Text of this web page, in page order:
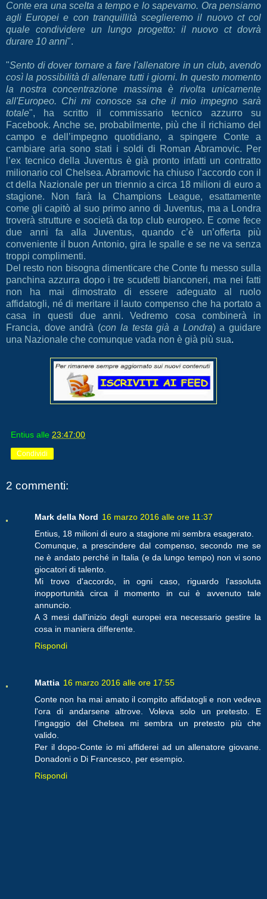
Conte era una scelta a tempo e lo sapevamo. Ora pensiamo
agli Europei e con tranquillità sceglieremo il nuovo ct col
quale condividere un lungo progetto: il nuovo ct dovrà
durare 10 anni".
"Sento di dover tornare a fare l'allenatore in un club, avendo
così la possibilità di allenare tutti i giorni. In questo momento
la nostra concentrazione massima è rivolta unicamente
all'Europeo. Chi mi conosce sa che il mio impegno sarà
totale", ha scritto il commissario tecnico azzurro su
Facebook. Anche se, probabilmente, più che il richiamo del
campo e dell’impegno quotidiano, a spingere Conte a
cambiare aria sono stati i soldi di Roman Abramovic. Per
l’ex tecnico della Juventus è già pronto infatti un contratto
milionario col Chelsea. Abramovic ha chiuso l’accordo con il
ct della Nazionale per un triennio a circa 18 milioni di euro a
stagione. Non farà la Champions League, esattamente
come gli capitò al suo primo anno di Juventus, ma a Londra
troverà strutture e società da top club europeo. E come fece
due anni fa alla Juventus, quando c’è un’offerta più
conveniente il buon Antonio, gira le spalle e se ne va senza
troppi complimenti.
Del resto non bisogna dimenticare che Conte fu messo sulla
panchina azzurra dopo i tre scudetti bianconeri, ma nei fatti
non ha mai dimostrato di essere adeguato al ruolo
affidatogli, né di meritare il lauto compenso che ha portato a
casa in questi due anni. Vedremo cosa combinerà in
Francia, dove andrà (con la testa già a Londra) a guidare
una Nazionale che comunque vada non è già più sua.
Entius alle 23:47:00
Condividi
2 commenti:
Mark della Nord 16 marzo 2016 alle ore 11:37
Entius, 18 milioni di euro a stagione mi sembra esagerato.
Comunque, a prescindere dal compenso, secondo me se
ne è andato perché in Italia (e da lungo tempo) non vi sono
giocatori di talento.
Mi trovo d'accordo, in ogni caso, riguardo l'assoluta
inopportunità circa il momento in cui è avvenuto tale
annuncio.
A 3 mesi dall'inizio degli europei era necessario gestire la
cosa in maniera differente.
Rispondi
Mattia 16 marzo 2016 alle ore 17:55
Conte non ha mai amato il compito affidatogli e non vedeva
l'ora di andarsene altrove. Voleva solo un pretesto. E
l'ingaggio del Chelsea mi sembra un pretesto più che
valido.
Per il dopo-Conte io mi affiderei ad un allenatore giovane.
Donadoni o Di Francesco, per esempio.
Rispondi